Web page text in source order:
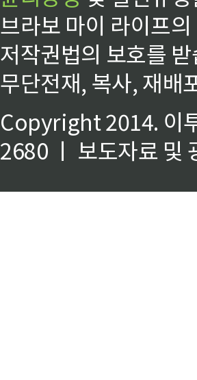
브라보 마이 라이프
저작권법의 보호를
무단전재, 복사, 재배
Copyright 2014. 이
2680 ㅣ 보도자료